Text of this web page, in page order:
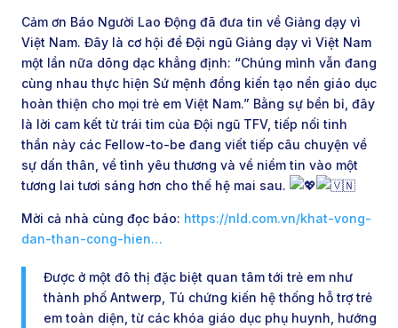
Cảm ơn Báo Người Lao Động đã đưa tin về Giảng dạy vì
Việt Nam. Đây là cơ hội để Đội ngũ Giảng dạy vì Việt Nam
một lần nữa dõng dạc khẳng định: “Chúng mình vẫn đang
cùng nhau thực hiện Sứ mệnh đồng kiến tạo nền giáo dục
hoàn thiện cho mọi trẻ em Việt Nam.” Bằng sự bền bỉ, đây
là lời cam kết từ trái tim của Đội ngũ TFV, tiếp nối tinh
thần này các Fellow-to-be đang viết tiếp câu chuyện về
sự dấn thân, về tình yêu thương và về niềm tin vào một
tương lai tươi sáng hơn cho thế hệ mai sau.
Mời cả nhà cùng đọc báo: https://nld.com.vn/khat-vong-
dan-than-cong-hien…
Được ở một đô thị đặc biệt quan tâm tới trẻ em như
thành phố Antwerp, Tú chứng kiến hệ thống hỗ trợ trẻ
em toàn diện, từ các khóa giáo dục phụ huynh, hướng